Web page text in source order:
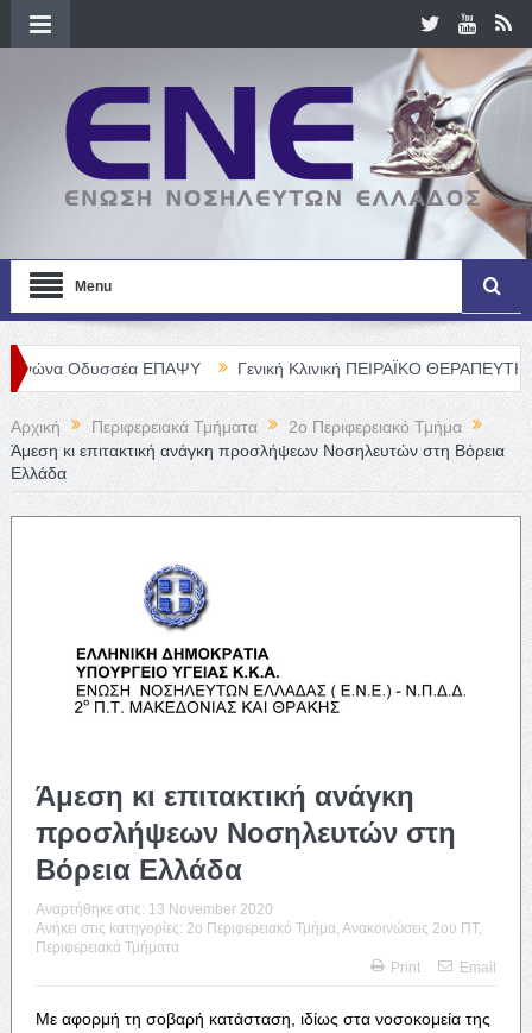
Menu
ΕΠΑΨΥ Γενική Κλινική ΠΕΙΡΑΪΚΟ ΘΕΡΑΠΕΥΤΗΡΙΟ Α. Ε. –
Αρχική Περιφερειακά Τμήματα
2o Περιφερειακό Τμήμα
Άμεση κι επιτακτική ανάγκη προσλήψεων Νοσηλευτών στη Βόρεια
Ελλάδα
Άμεση κι επιτακτική ανάγκη
προσλήψεων Νοσηλευτών στη
Βόρεια Ελλάδα
Αναρτήθηκε στις: 13 November 2020
Ανήκει στις κατηγορίες: 2o Περιφερειακό Τμήμα Ανακοινώσεις 2ου ΠΤ,
Περιφερειακά Τμήματα
Print
Email
Με αφορμή τη σοβαρή κατάσταση, ιδίως στα νοσοκομεία της